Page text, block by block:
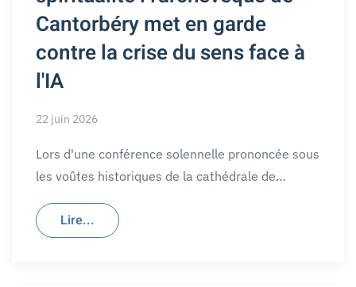
Cantorbéry met en garde
contre la crise du sens face à
l'IA
22 juin 2026
Lors d'une conférence solennelle prononcée sous
les voûtes historiques de la cathédrale de…
Lire...